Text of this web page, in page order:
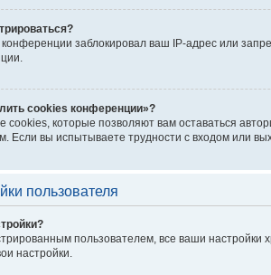
заблокировал ваш IP-адрес или
cookies конференции»?
cookies, которые позволяют вам оставаться
Если вы испытываете трудности с входом или
пользователя
пользователем, все ваши
настройки.